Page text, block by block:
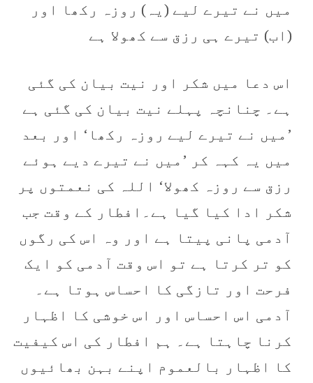
میں نے تیرے لیے (یہ) روزہ رکھا اور
(اب) تیرے ہی رزق سے کھولا ہے
اس دعا میں شکر اور نیت بیان کی گئی
ہے۔ چنانچہ پہلے نیت بیان کی گئی ہے
’میں نے تیرے لیے روزہ رکھا‘ اور بعد
میں یہ کہہ کر ’میں نے تیرے دیے ہوئے
رزق سے روزہ کھولا‘ اللہ کی نعمتوں پر
شکر ادا کیا گیا ہے۔افطار کے وقت جب
آدمی پانی پیتا ہے اور وہ اس کی رگوں
کو تر کرتا ہے تو اس وقت آدمی کو ایک
فرحت اور تازگی کا احساس ہوتا ہے۔
آدمی اس احساس اور اس خوشی کا اظہار
کرنا چاہتا ہے۔ ہم افطار کی اس کیفیت
کا اظہار بالعموم اپنے بہن بھائیوں